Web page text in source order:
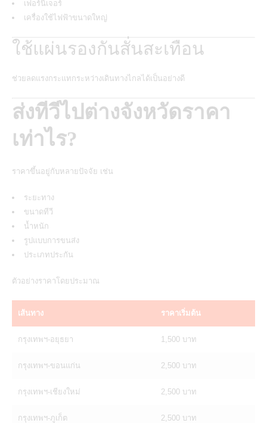
เฟอร์นิเจอร์
เครื่องใช้ไฟฟ้าขนาดใหญ่
ใช้แผ่นรองกันสั่นสะเทือน
ช่วยลดแรงกระแทกระหว่างเดินทางไกลได้เป็นอย่างดี
ส่งทีวีไปต่างจังหวัดราคา
เท่าไร?
ราคาขึ้นอยู่กับหลายปัจจัย เช่น
ระยะทาง
ขนาดทีวี
น้ำหนัก
รูปแบบการขนส่ง
ประเภทประกัน
ตัวอย่างราคาโดยประมาณ
เส้นทาง ราคาเริ่มต้น
กรุงเทพฯ-อยุธยา 1,500 บาท
กรุงเทพฯ-ขอนแก่น 2,500 บาท
กรุงเทพฯ-เชียงใหม่ 2,500 บาท
กรุงเทพฯ-ภูเก็ต 2,500 บาท